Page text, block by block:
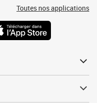
Toutes nos applications